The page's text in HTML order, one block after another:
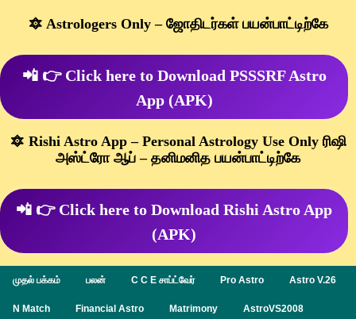
🔯 Astrologers Only – ஜோதிடர்கள் பயன்பாட்டிற்கே
📲 👉 Click here to Download PSSSRF Astro
App (APK)
🔯 Rishi Astro App – Personal Astrology Use Only ரிஷி
அஸ்ட்ரோ ஆப் – தனிமனித பயன்பாட்டிற்கே
📲 👉 Click here to Download Rishi Astro App
(APK)
முதல் பக்கம் பலன் C C E சாப்ட்வேர் Pro Astro Astro V.26
N Match Financial Astro Matrimony AstroVS2008